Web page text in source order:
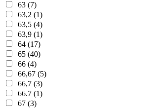
63 (7)
63,2 (1)
63,5 (4)
63,9 (1)
64 (17)
65 (40)
66 (4)
66,67 (5)
66,7 (3)
66.7 (1)
67 (3)